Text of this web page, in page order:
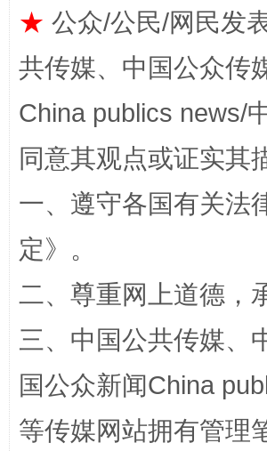
★ 公众/公民/网民发
共传媒、中国公众传
China publics news/
同意其观点或证实其
一、遵守各国有关法
定》。
二、尊重网上道德，
三、中国公共传媒、
国公众新闻China
等传媒网站拥有管理